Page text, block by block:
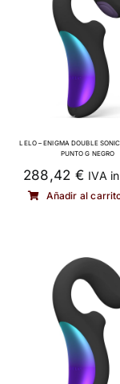
LELO – ENIGMA DOUBLE
PUNTO G NEGRO
288,42 € IVA
Añadir al